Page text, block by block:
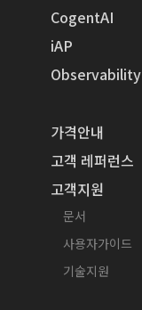
CogentAI
iAP
Observability
가격안내
고객 레퍼런스
고객지원
문서
사용자가이드
기술지원